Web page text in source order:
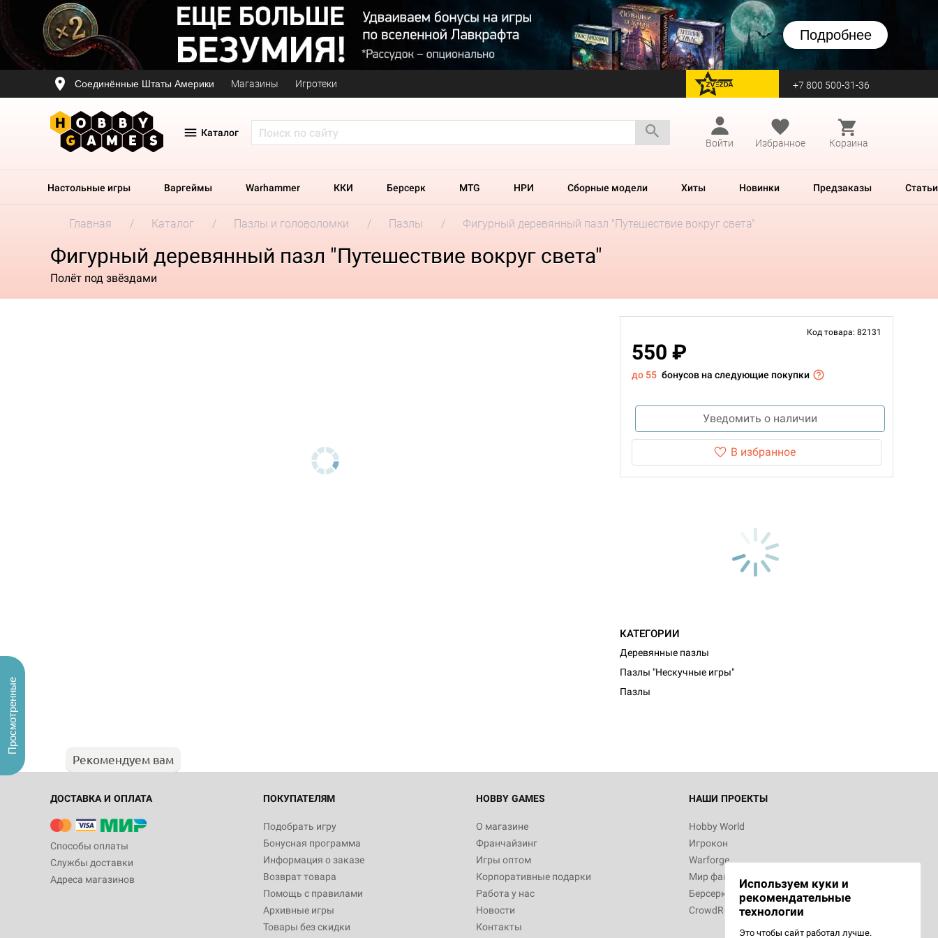
Подробнее
Соединённые Штаты Америки Магазины Игротеки перейти на Zvezda +7 800 500-31-36
Каталог
Войти
Избранное Корзина
Настольные игры Варгеймы Warhammer ККИ Берсерк MTG НРИ Сборные модели Хиты Новинки Предзаказы Статьи
Главная Каталог Пазлы и головоломки Пазлы Фигурный деревянный пазл "Путешествие вокруг света"
Фигурный деревянный пазл "Путешествие вокруг света"
Полёт под звёздами
Код товара: 82131
550 ₽
до 55 бонусов на следующие покупки
Уведомить о наличии
В избранное
КАТЕГОРИИ
Деревянные пазлы
Пазлы "Нескучные игры"
Пазлы
Рекомендуем вам
ДОСТАВКА И ОПЛАТА
Способы оплаты
Службы доставки
Адреса магазинов
ПОКУПАТЕЛЯМ
Подобрать игру
Бонусная программа
Информация о заказе
Возврат товара
Помощь с правилами
Архивные игры
Товары без скидки
HOBBY GAMES
О магазине
Франчайзинг
Игры оптом
Корпоративные подарки
Работа у нас
Новости
Контакты
НАШИ ПРОЕКТЫ
Hobby World
Игрокон
Warforge
Мир фантастики
Берсерк
CrowdRepublic
Используем куки и
рекомендательные
технологии
Это чтобы сайт работал лучше.
Просмотренные
Настольная игра Hobby World Монстры
Белая смерть
12 990
Настольная игра Hobby World Берсерк.
3 490